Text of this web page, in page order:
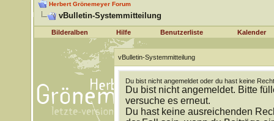
Herbert Grönemeyer Forum
vBulletin-Systemmitteilung
Bilderalben Hilfe Benutzerliste Kalender
vBulletin-Systemmitteilung
Du bist nicht angemeldet oder du hast keine
Du bist nicht angemeldet. Bitte
versuche es erneut.
Du hast keine ausreichenden